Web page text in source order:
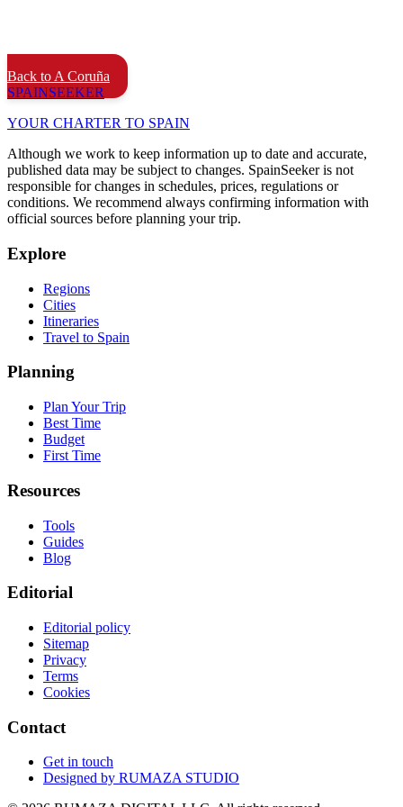
Back to A Coruña
SPAINSEEKER
YOUR CHARTER TO SPAIN
Although we work to keep information up to date and accurate,
published data may be subject to changes. SpainSeeker is not
responsible for changes in schedules, prices, regulations or
conditions. We recommend always confirming information with
official sources before planning your trip.
Explore
Regions
Cities
Itineraries
Travel to Spain
Planning
Plan Your Trip
Best Time
Budget
First Time
Resources
Tools
Guides
Blog
Editorial
Editorial policy
Sitemap
Privacy
Terms
Cookies
Contact
Get in touch
Designed by RUMAZA STUDIO